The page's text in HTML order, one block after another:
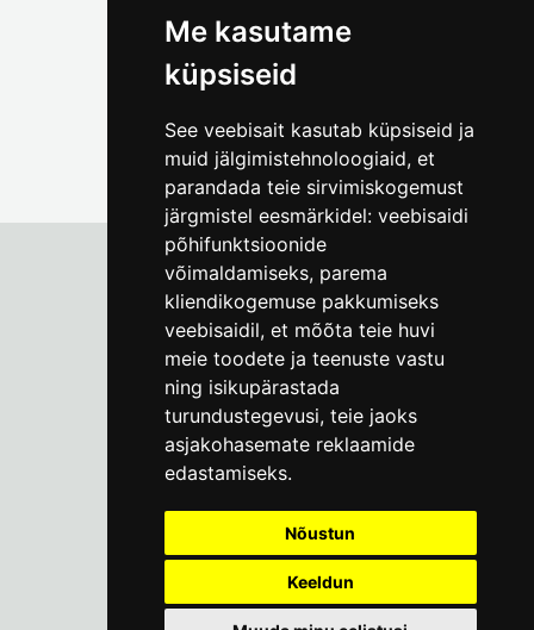
Me kasutame
küpsiseid
See veebisait kasutab küpsiseid ja
muid jälgimistehnoloogiaid, et
parandada teie sirvimiskogemust
järgmistel eesmärkidel: veebisaidi
põhifunktsioonide
võimaldamiseks, parema
kliendikogemuse pakkumiseks
veebisaidil, et mõõta teie huvi
meie toodete ja teenuste vastu
ning isikupärastada
turundustegevusi, teie jaoks
asjakohasemate reklaamide
edastamiseks.
Nõustun
Keeldun
Tallinna Linnamuuseum
Vene 17
E-R kell 9-17(+372) 610 4178
info@linnamuuseum.ee
Küpsisepoliitika